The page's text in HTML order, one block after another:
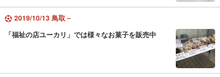
2019/10/13 鳥取－
「福祉の店ユーカリ」では様々なお菓子を販売中